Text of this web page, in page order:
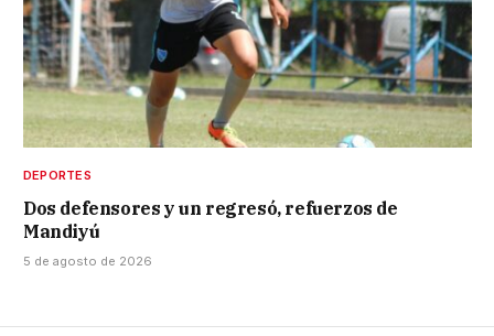
DEPORTES
Dos defensores y un regresó, refuerzos de
Mandiyú
5 de agosto de 2026